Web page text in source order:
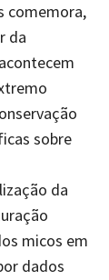
comemora,
da
sobre
da
micos em
dados